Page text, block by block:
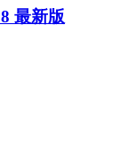
最新版